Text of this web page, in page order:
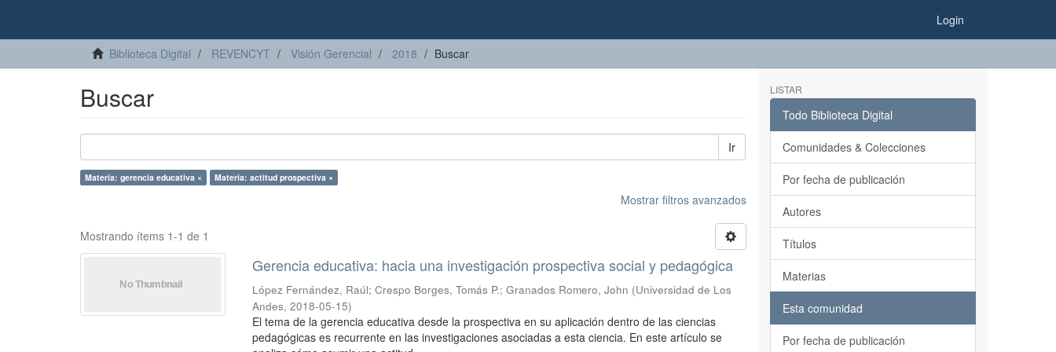
Login
Biblioteca Digital REVENCYT Visión Gerencial 2018 Buscar
Buscar
Ir
Materia: gerencia educativa × Materia: actitud prospectiva ×
Mostrar filtros avanzados
Mostrando ítems 1-1 de 1
Gerencia educativa: hacia una investigación prospectiva social y pedagógica
López Fernández, Raúl;Crespo Borges, Tomás P.;Granados Romero, John (Universidad de Los
Andes,2018-05-15)
El tema de la gerencia educativa desde la prospectiva en su aplicación dentro de las ciencias
pedagógicas es recurrente en las investigaciones asociadas a esta ciencia. En este artículo se
LISTAR
Todo Biblioteca Digital
Comunidades & Colecciones
Por fecha de publicación
Autores
Títulos
Materias
Esta comunidad
Por fecha de publicación